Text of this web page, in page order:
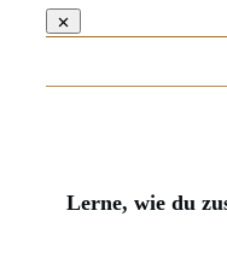
Lerne, wie du